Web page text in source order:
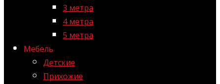
3 метра
4 метра
5 метра
Мебель
Детские
Прихожие